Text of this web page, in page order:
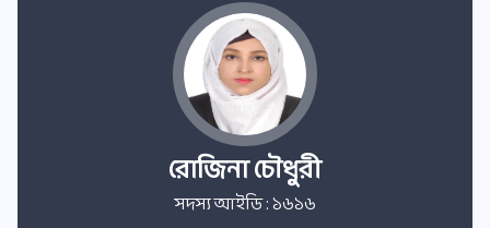
রোজিনা চৌধুরী
সদস্য আইডি : ১৬১৬